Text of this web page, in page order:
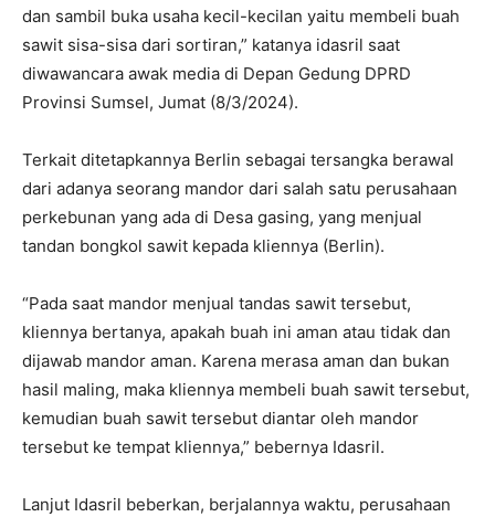
dan sambil buka usaha kecil-kecilan yaitu membeli buah
sawit sisa-sisa dari sortiran,” katanya idasril saat
diwawancara awak media di Depan Gedung DPRD
Provinsi Sumsel, Jumat (8/3/2024).
Terkait ditetapkannya Berlin sebagai tersangka berawal
dari adanya seorang mandor dari salah satu perusahaan
perkebunan yang ada di Desa gasing, yang menjual
tandan bongkol sawit kepada kliennya (Berlin).
“Pada saat mandor menjual tandas sawit tersebut,
kliennya bertanya, apakah buah ini aman atau tidak dan
dijawab mandor aman. Karena merasa aman dan bukan
hasil maling, maka kliennya membeli buah sawit tersebut,
kemudian buah sawit tersebut diantar oleh mandor
tersebut ke tempat kliennya,” bebernya Idasril.
Lanjut Idasril beberkan, berjalannya waktu, perusahaan